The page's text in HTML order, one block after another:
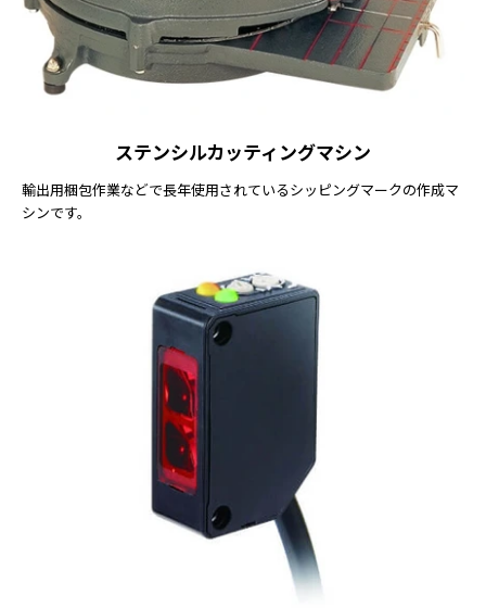
ステンシルカッティングマシン
輸出用梱包作業などで長年使用されているシッピングマークの作成マ
シンです。